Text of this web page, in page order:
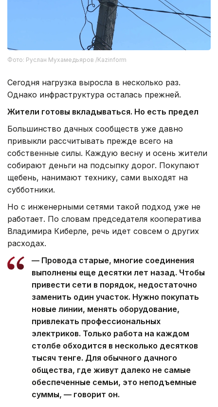
Фото: Руслан Мухамедьяров /Kazinform
Сегодня нагрузка выросла в несколько раз.
Однако инфраструктура осталась прежней.
Жители готовы вкладываться. Но есть предел
Большинство дачных сообществ уже давно
привыкли рассчитывать прежде всего на
собственные силы. Каждую весну и осень жители
собирают деньги на подсыпку дорог. Покупают
щебень, нанимают технику, сами выходят на
субботники.
Но с инженерными сетями такой подход уже не
работает. По словам председателя кооператива
Владимира Киберле, речь идет совсем о других
расходах.
— Провода старые, многие соединения
выполнены еще десятки лет назад. Чтобы
привести сети в порядок, недостаточно
заменить один участок. Нужно покупать
новые линии, менять оборудование,
привлекать профессиональных
электриков. Только работа на каждом
столбе обходится в несколько десятков
тысяч тенге. Для обычного дачного
общества, где живут далеко не самые
обеспеченные семьи, это неподъемные
суммы, — говорит он.